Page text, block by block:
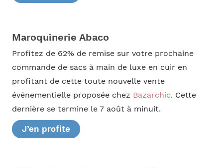
Maroquinerie Abaco
Profitez de 62% de remise sur votre prochaine
commande de sacs à main de luxe en cuir en
profitant de cette toute nouvelle vente
événementielle proposée chez Bazarchic. Cette
dernière se termine le 7 août à minuit.
J’en profite